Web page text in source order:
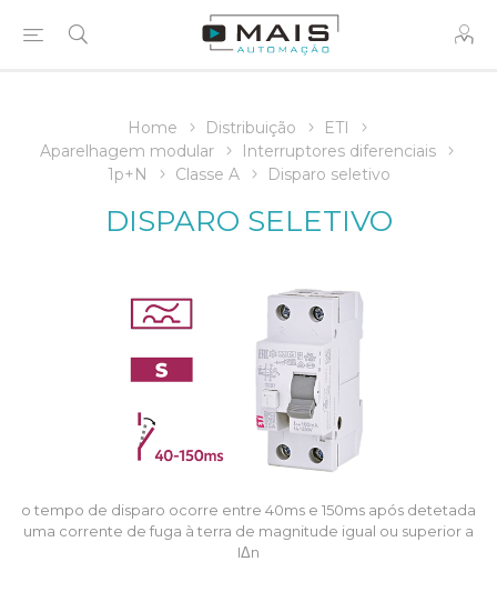
Home Distribuição
ETI
Aparelhagem modular
Interruptores diferenciais
1p+N
Classe A Disparo seletivo
DISPARO SELETIVO
o tempo de disparo ocorre entre 40ms e 150ms após detetada
uma corrente de fuga à terra de magnitude igual ou superior a
IΔn